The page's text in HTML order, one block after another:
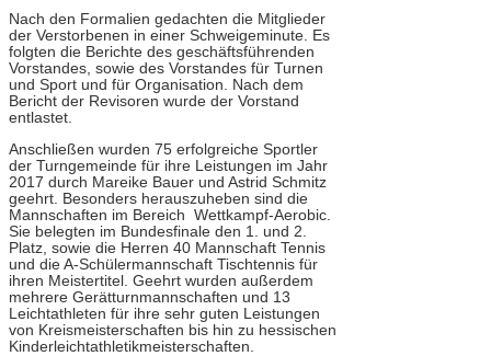
Nach den Formalien gedachten die Mitglieder
der Verstorbenen in einer Schweigeminute. Es
folgten die Berichte des geschäftsführenden
Vorstandes, sowie des Vorstandes für Turnen
und Sport und für Organisation. Nach dem
Bericht der Revisoren wurde der Vorstand
entlastet.
Anschließen wurden 75 erfolgreiche Sportler
der Turngemeinde für ihre Leistungen im Jahr
2017 durch Mareike Bauer und Astrid Schmitz
geehrt. Besonders herauszuheben sind die
Mannschaften im Bereich Wettkampf-Aerobic.
Sie belegten im Bundesfinale den 1. und 2.
Platz, sowie die Herren 40 Mannschaft Tennis
und die A-Schülermannschaft Tischtennis für
ihren Meistertitel. Geehrt wurden außerdem
mehrere Gerätturnmannschaften und 13
Leichtathleten für ihre sehr guten Leistungen
von Kreismeisterschaften bis hin zu hessischen
Kinderleichtathletikmeisterschaften.